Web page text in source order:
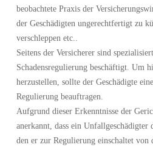
beobachtete Praxis der
der Geschädigten ungerechtfertigt zu
verschleppen etc..
Seitens der Versicherer sind
Schadensregulierung beschäftigt. Um
herzustellen, sollte der Geschädigte
Regulierung beauftragen.
Aufgrund dieser Erkenntnisse der
anerkannt, dass ein Unfallgeschädigter
den er zur Regulierung einschaltet von